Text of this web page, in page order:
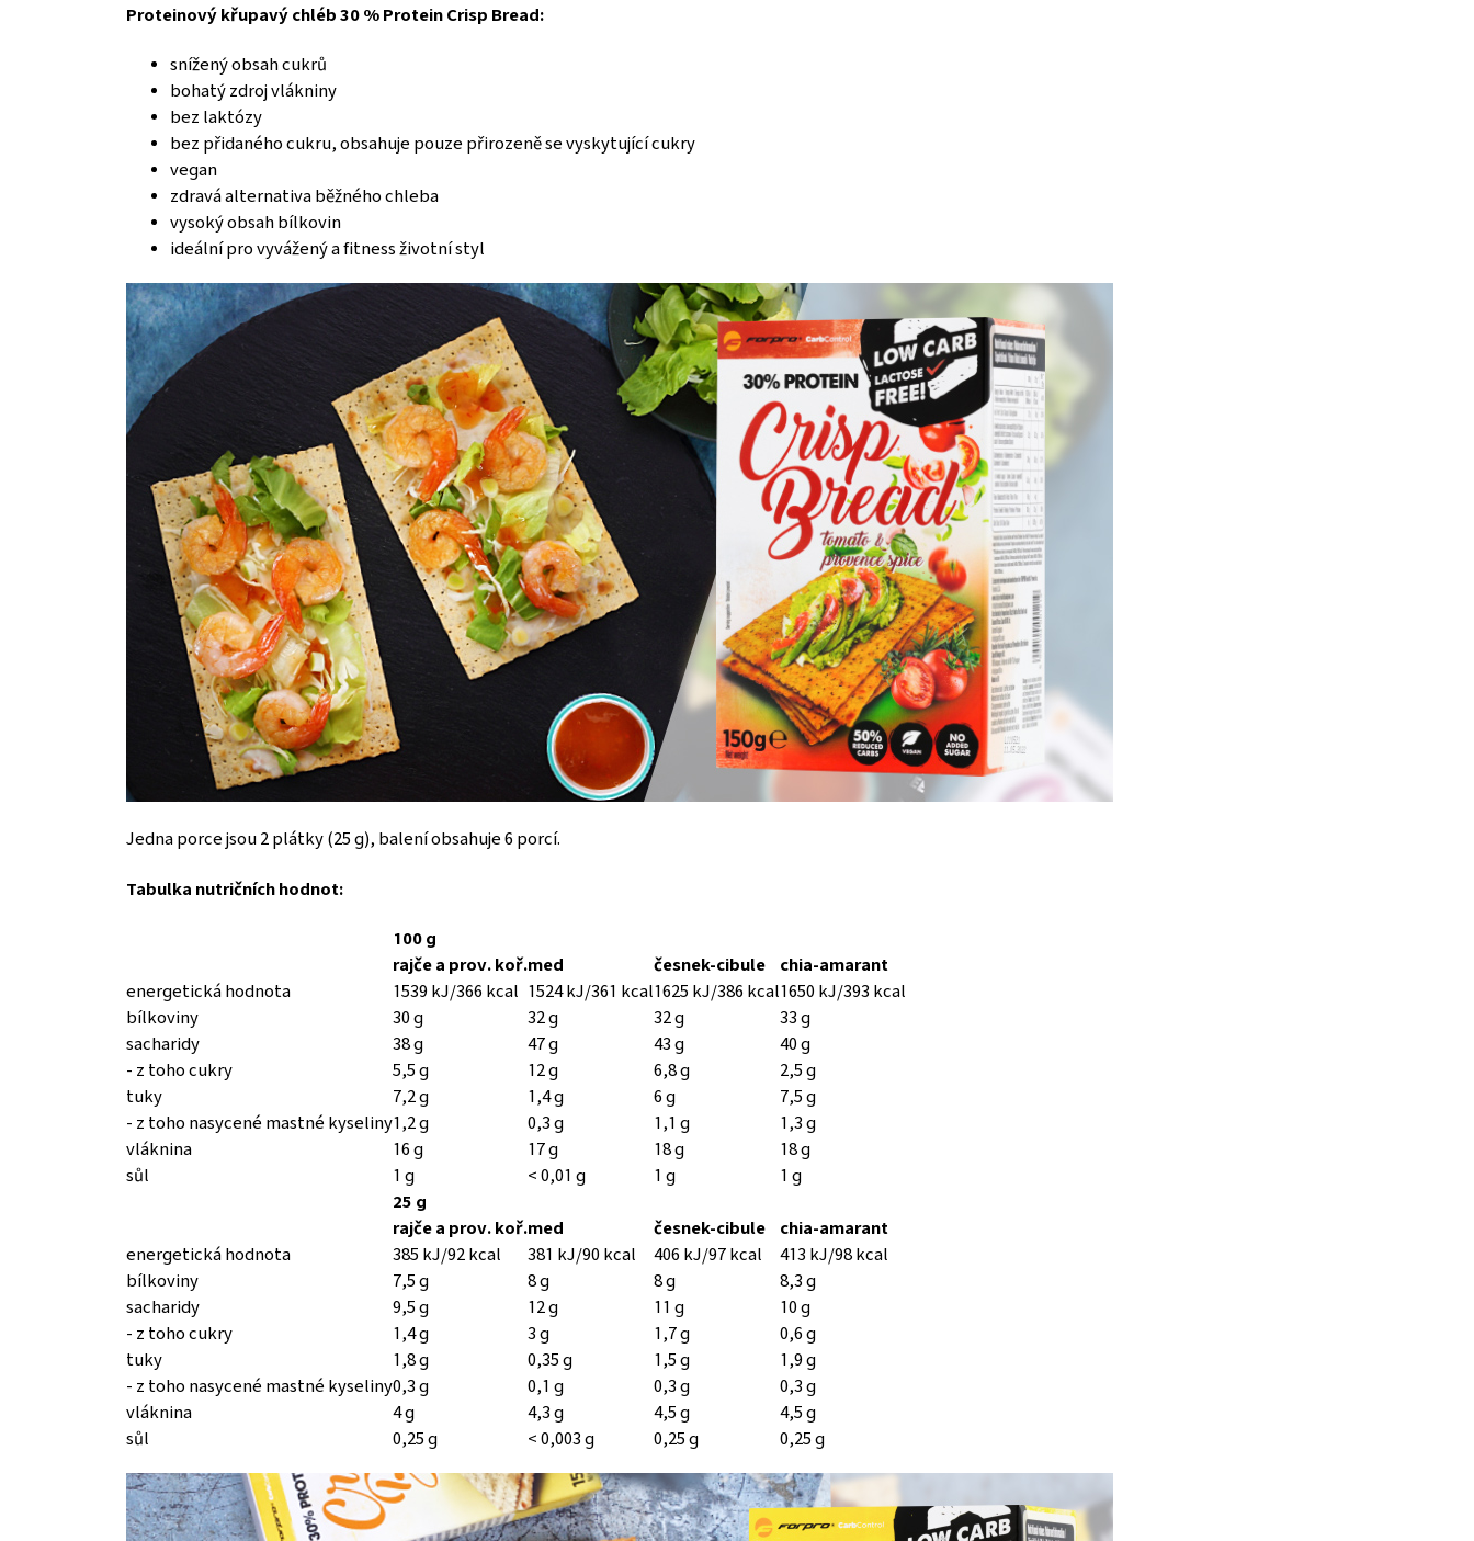
Proteinový křupavý chléb 30 % Protein Crisp Bread:
snížený obsah cukrů
bohatý zdroj vlákniny
bez laktózy
bez přidaného cukru, obsahuje pouze přirozeně se vyskytující cukry
vegan
zdravá alternativa běžného chleba
vysoký obsah bílkovin
ideální pro vyvážený a fitness životní styl
Jedna porce jsou 2 plátky (25 g), balení obsahuje 6 porcí.
Tabulka nutričních hodnot:
100 g
rajče a prov. koř.med česnek-cibule
chia-amarant
energetická hodnota
1539 kJ/366 kcal 1524 kJ/361 kcal1625 kJ/386 kcal1650 kJ/393 kcal
bílkoviny
30 g 32 g 32 g
33 g
sacharidy
38 g 47 g 43 g
40 g
- z toho cukry
5,5 g 12 g 6,8 g
2,5 g
tuky
7,2 g 1,4 g 6 g
7,5 g
- z toho nasycené mastné kyseliny1,2 g 0,3 g 1,1 g
1,3 g
vláknina
16 g 17 g 18 g
18 g
sůl
1 g < 0,01 g 1 g
1 g
25 g
rajče a prov. koř.med česnek-cibule
chia-amarant
energetická hodnota
385 kJ/92 kcal 381 kJ/90 kcal 406 kJ/97 kcal
413 kJ/98 kcal
bílkoviny
7,5 g 8 g 8 g
8,3 g
sacharidy
9,5 g 12 g 11 g
10 g
- z toho cukry
1,4 g 3 g 1,7 g
0,6 g
tuky
1,8 g 0,35 g 1,5 g
1,9 g
- z toho nasycené mastné kyseliny0,3 g 0,1 g 0,3 g
0,3 g
vláknina
4 g 4,3 g 4,5 g
4,5 g
sůl
0,25 g < 0,003 g 0,25 g 0,25 g